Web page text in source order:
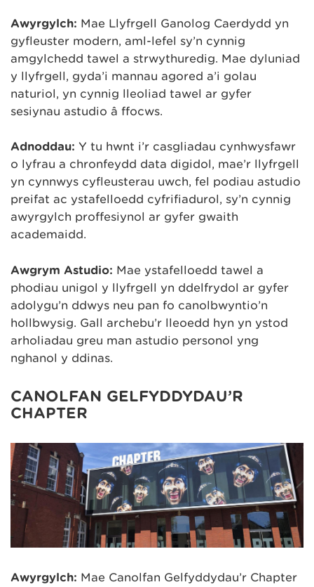
Awyrgylch: Mae Llyfrgell Ganolog Caerdydd yn
gyfleuster modern, aml-lefel sy’n cynnig
amgylchedd tawel a strwythuredig. Mae dyluniad
y llyfrgell, gyda’i mannau agored a’i golau
naturiol, yn cynnig lleoliad tawel ar gyfer
sesiynau astudio â ffocws.
Adnoddau: Y tu hwnt i’r casgliadau cynhwysfawr
o lyfrau a chronfeydd data digidol, mae’r llyfrgell
yn cynnwys cyfleusterau uwch, fel podiau astudio
preifat ac ystafelloedd cyfrifiadurol, sy’n cynnig
awyrgylch proffesiynol ar gyfer gwaith
academaidd.
Awgrym Astudio: Mae ystafelloedd tawel a
phodiau unigol y llyfrgell yn ddelfrydol ar gyfer
adolygu’n ddwys neu pan fo canolbwyntio’n
hollbwysig. Gall archebu’r lleoedd hyn yn ystod
arholiadau greu man astudio personol yng
nghanol y ddinas.
CANOLFAN GELFYDDYDAU’R
CHAPTER
Awyrgylch: Mae Canolfan Gelfyddydau’r Chapter